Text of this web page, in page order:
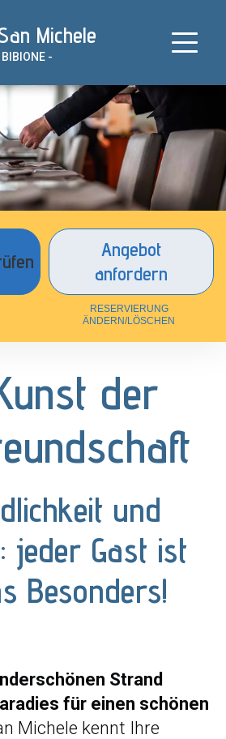
Michele
-
Angebot
anfordern
RESERVIERUNG
ÄNDERN/LÖSCHEN
der
und
jeder Gast ist
Besonders!
Strand
für einen schönen
Michele kennt Ihre